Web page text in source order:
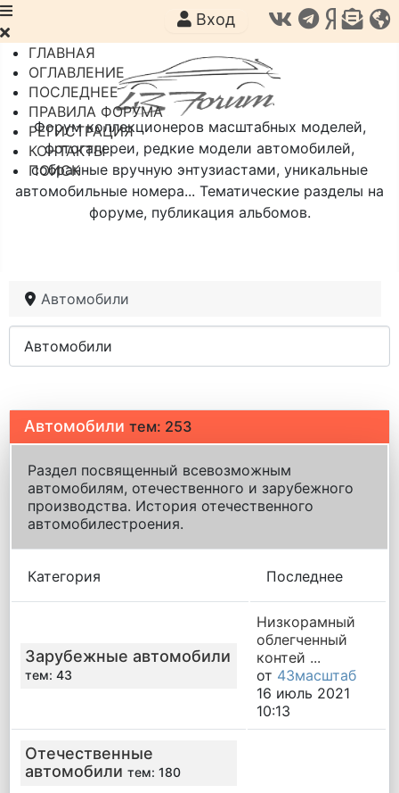
Форум коллекционеров масштабных моделей,
фотогалереи, редкие модели автомобилей,
собранные вручную энтузиастами, уникальные
автомобильные номера... Тематические разделы на
форуме, публикация альбомов.
Вход
ГЛАВНАЯ
ОГЛАВЛЕНИЕ
ПОСЛЕДНЕЕ
ПРАВИЛА ФОРУМА
РЕГИСТРАЦИЯ
КОНТАКТЫ
ПОИСК
Автомобили
Автомобили тем: 253
Раздел посвященный всевозможным
автомобилям, отечественного и зарубежного
производства. История отечественного
автомобилестроения.
Категория Последнее
Зарубежные автомобили
тем: 43
Низкорамный
облегченный
контей ...
от 43масштаб
16 июль 2021
10:13
Отечественные
автомобили тем: 180